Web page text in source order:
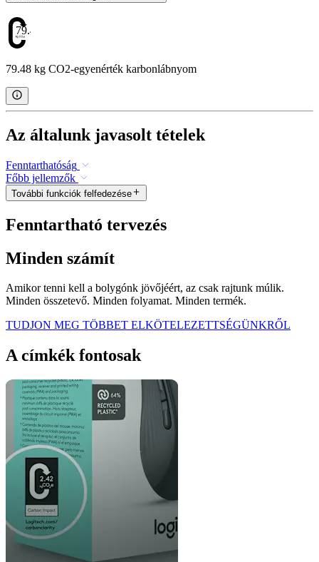
79.48
79.48 kg CO2-egyenérték karbonlábnyom
Az általunk javasolt tételek
Fenntarthatóság
Főbb jellemzők
További funkciók felfedezése
Fenntartható tervezés
Minden számít
Amikor tenni kell a bolygónk jövőjéért, az csak rajtunk múlik.
Minden összetevő. Minden folyamat. Minden termék.
TUDJON MEG TÖBBET ELKÖTELEZETTSÉGÜNKRŐL
A címkék fontosak